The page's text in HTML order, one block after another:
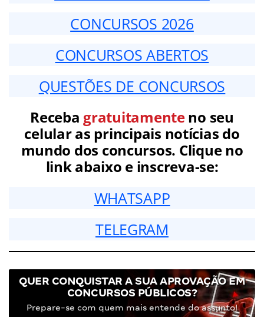
CONCURSOS 2026
CONCURSOS ABERTOS
QUESTÕES DE CONCURSOS
Receba gratuitamenteno seu
celular as principais notícias do
mundo dos concursos. Clique no
link abaixo e inscreva-se:
WHATSAPP
TELEGRAM
QUER CONQUISTAR A SUA APROVAÇÃO EM
CONCURSOS PÚBLICOS?
Prepare-se com quem mais entende do assunto!